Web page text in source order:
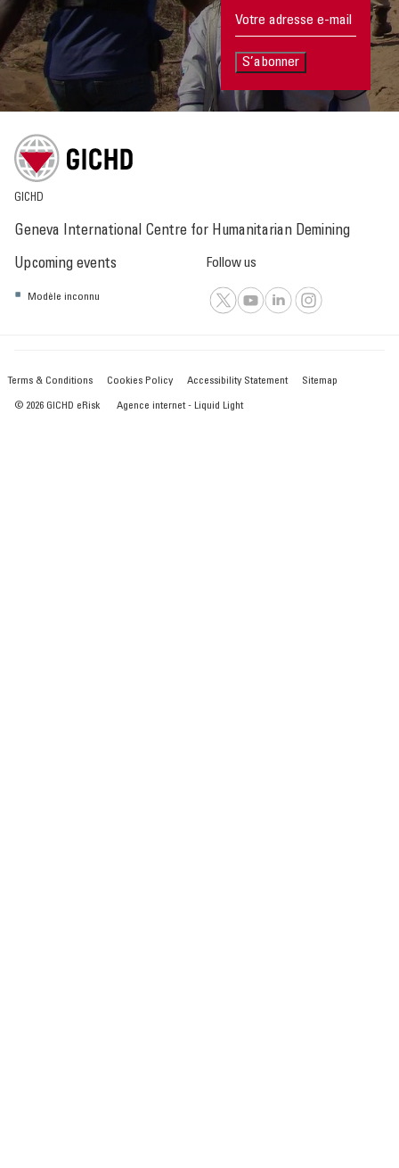
S’abonner
GICHD
Geneva International Centre for Humanitarian Demining
Upcoming events
Modèle inconnu
Follow us
Terms & Conditions Cookies Policy Accessibility Statement Sitemap
© 2026 GICHD eRisk Agence internet - Liquid Light